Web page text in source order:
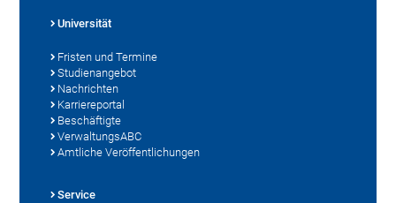
Universität
Fristen und Termine
Studienangebot
Nachrichten
Karriereportal
Beschäftigte
VerwaltungsABC
Amtliche Veröffentlichungen
Service